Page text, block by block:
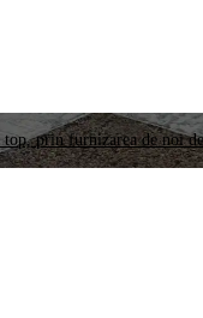
top, prin furnizarea de noi